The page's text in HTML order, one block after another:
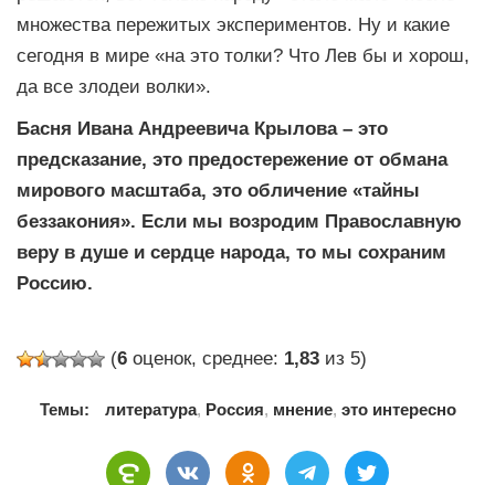
множества пережитых экспериментов. Ну и какие
сегодня в мире «на это толки? Что Лев бы и хорош,
да все злодеи волки».
Басня Ивана Андреевича Крылова – это
предсказание, это предостережение от обмана
мирового масштаба, это обличение «тайны
беззакония». Если мы возродим Православную
веру в душе и сердце народа, то мы сохраним
Россию.
(6 оценок, среднее: 1,83 из 5)
Темы: литература, Россия, мнение, это интересно